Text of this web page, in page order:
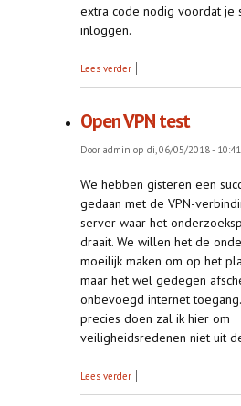
extra code nodig voordat je
inloggen.
Lees verder over Twee-factor-
Open VPN test
Door admin op di, 06/05/2018 - 10:41
We hebben gisteren een
gedaan met de VPN-
server waar het
draait. We willen het de
moeilijk maken om op het
maar het wel gedegen
onbevoegd internet
precies doen zal ik hier om
veiligheidsredenen niet uit
Lees verder over Open VPN test